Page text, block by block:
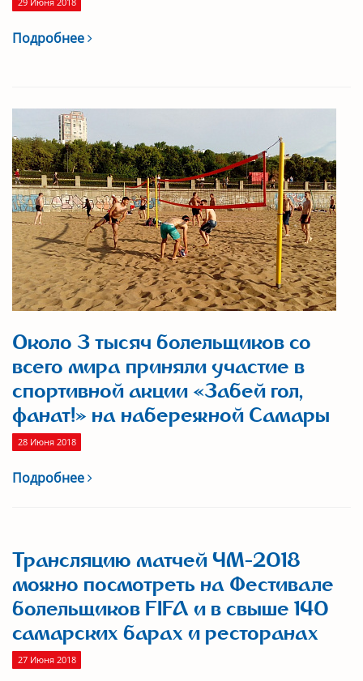
Подробнее
Около 3 тысяч болельщиков со
всего мира приняли участие в
спортивной акции «Забей гол,
фанат!» на набережной Самары
28 Июня 2018
Подробнее
Трансляцию матчей ЧМ-2018
можно посмотреть на Фестивале
болельщиков FIFA и в свыше 140
самарских барах и ресторанах
27 Июня 2018